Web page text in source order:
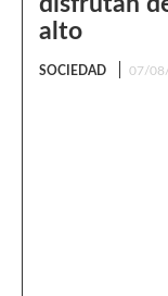
alto
SOCIEDAD 07/